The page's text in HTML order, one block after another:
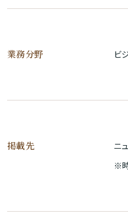
業務分野 ビ
掲載先
ニ
※